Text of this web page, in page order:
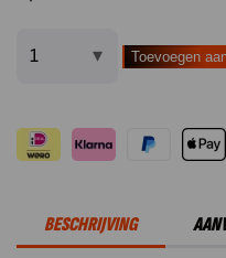
RedFire
Tampico
Kleihaard
aantal
Toevoegen
BESCHRIJVING